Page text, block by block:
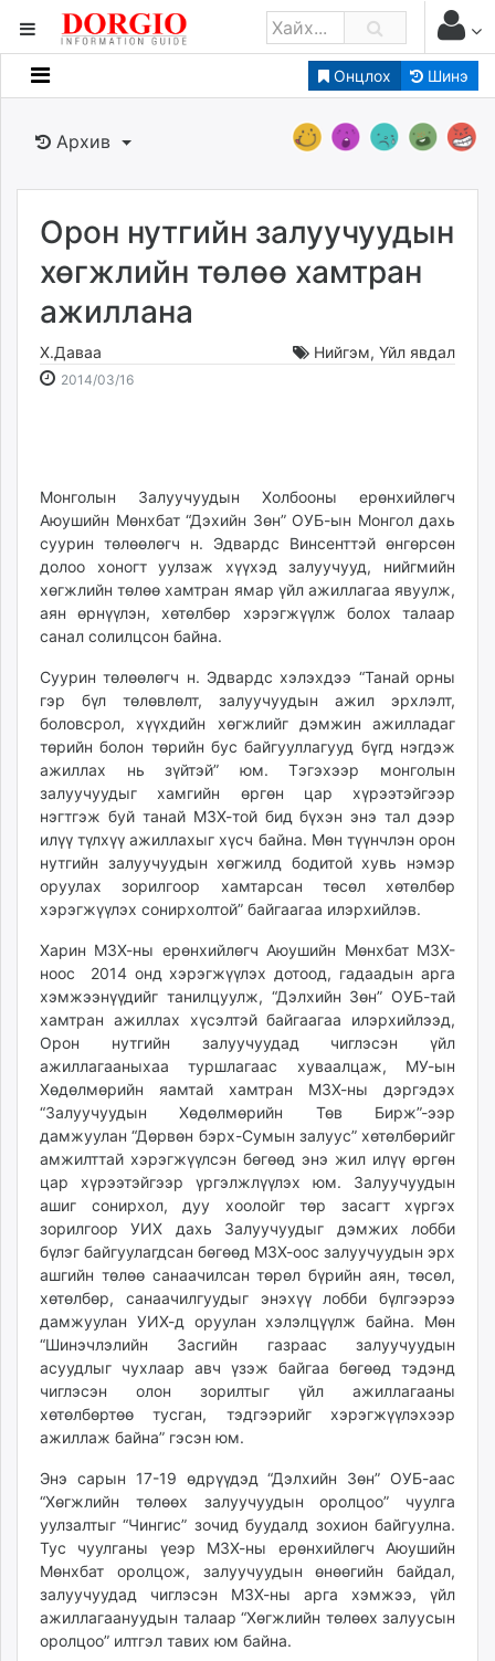
Онцлох Шинэ
Мэдээллийн
Банк санхүү
Бизнес ААН
Төрийн
Нийслэлийн
dorgio.mn
Gogo.mn
caak.mn
ikon.mn
mnb.mn
Livetv.mn
Eguur.mn
24tsag.mn
eagle.mn
ergelt.mn
zarig.mn
today.mn
zuv.mn
mminfo.mn
ugluu.mn
urlag.mn
unen.mn
shudarga.mn
shuurhai.mn
isee.mn
mglradio.com
fact.mn
itoim.mn
tumen.mn
shuum.mn
times.mn
tvmongolia.mn
mass.mn
unegui.mn
toim.mn
tac.mn
paparazzi.mn
unread.today
Архив
Орон нутгийн залуучуудын
хөгжлийн төлөө хамтран
ажиллана
Х.Даваа Нийгэм, Үйл явдал
2014/03/162014-
2026-
Монголын Залуучуудын Холбооны ерөнхийлөгч
Аюушийн Мөнхбат “Дэхийн Зөн” ОУБ-ын Монгол дахь
суурин төлөөлөгч н. Эдвардс Винсенттэй өнгөрсөн
долоо хоногт уулзаж хүүхэд залуучууд, нийгмийн
хөгжлийн төлөө хамтран ямар үйл ажиллагаа явуулж,
аян өрнүүлэн, хөтөлбөр хэрэгжүүлж болох талаар
санал солилцсон байна.
Суурин төлөөлөгч н. Эдвардс хэлэхдээ “Танай орны
гэр бүл төлөвлөлт, залуучуудын ажил эрхлэлт,
боловсрол, хүүхдийн хөгжлийг дэмжин ажилладаг
төрийн болон төрийн бус байгууллагууд бүгд нэгдэж
ажиллах нь зүйтэй” юм. Тэгэхээр монголын
залуучуудыг хамгийн өргөн цар хүрээтэйгээр
нэгтгэж буй танай МЗХ-той бид бүхэн энэ тал дээр
илүү түлхүү ажиллахыг хүсч байна. Мөн түүнчлэн орон
нутгийн залуучуудын хөгжилд бодитой хувь нэмэр
оруулах зорилгоор хамтарсан төсөл хөтөлбөр
хэрэгжүүлэх сонирхолтой” байгаагаа илэрхийлэв.
Харин МЗХ-ны ерөнхийлөгч Аюушийн Мөнхбат МЗХ-
ноос 2014 онд хэрэгжүүлэх дотоод, гадаадын арга
хэмжээнүүдийг танилцуулж, “Дэлхийн Зөн” ОУБ-тай
хамтран ажиллах хүсэлтэй байгаагаа илэрхийлээд,
Орон нутгийн залуучуудад чиглэсэн үйл
ажиллагааныхаа туршлагаас хуваалцаж, МУ-ын
Хөдөлмөрийн яамтай хамтран МЗХ-ны дэргэдэх
“Залуучуудын Хөдөлмөрийн Төв Бирж”-ээр
дамжуулан “Дөрвөн бэрх-Сумын залуус” хөтөлбөрийг
амжилттай хэрэгжүүлсэн бөгөөд энэ жил илүү өргөн
цар хүрээтэйгээр үргэлжлүүлэх юм. Залуучуудын
ашиг сонирхол, дуу хоолойг төр засагт хүргэх
зорилгоор УИХ дахь Залуучуудыг дэмжих лобби
бүлэг байгуулагдсан бөгөөд МЗХ-оос залуучуудын эрх
ашгийн төлөө санаачилсан төрөл бүрийн аян, төсөл,
хөтөлбөр, санаачилгуудыг энэхүү лобби бүлгээрээ
дамжуулан УИХ-д оруулан хэлэлцүүлж байна. Мөн
“Шинэчлэлийн Засгийн газраас залуучуудын
асуудлыг чухлаар авч үзэж байгаа бөгөөд тэдэнд
чиглэсэн олон зорилтыг үйл ажиллагааны
хөтөлбөртөө тусган, тэдгээрийг хэрэгжүүлэхээр
ажиллаж байна” гэсэн юм.
Энэ сарын 17-19 өдрүүдэд “Дэлхийн Зөн” ОУБ-аас
“Хөгжлийн төлөөх залуучуудын оролцоо” чуулга
уулзалтыг “Чингис” зочид буудалд зохион байгуулна.
Тус чуулганы үеэр МЗХ-ны ерөнхийлөгч Аюушийн
Мөнхбат оролцож, залуучуудын өнөөгийн байдал,
залуучуудад чиглэсэн МЗХ-ны арга хэмжээ, үйл
ажиллагаануудын талаар “Хөгжлийн төлөөх залуусын
оролцоо” илтгэл тавих юм байна.